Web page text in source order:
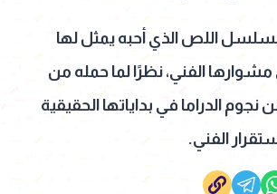
اللص الذي أحبه يمثل لها
الفني، نظرًا لما حمله من
الدراما في بداياتها الحقيقية
الفني.